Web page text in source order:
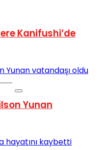
Kanifushi’de
Yunan